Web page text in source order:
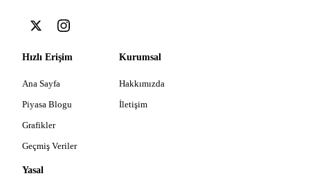
Hızlı Erişim
Ana Sayfa
Piyasa Blogu
Grafikler
Geçmiş Veriler
Kurumsal
Hakkımızda
İletişim
Yasal